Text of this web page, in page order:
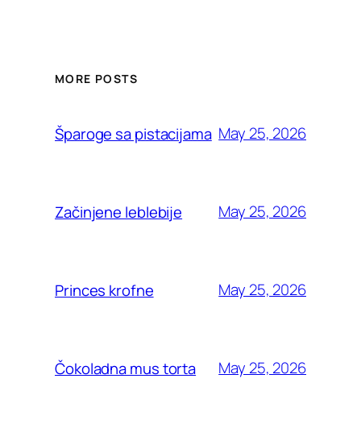
MORE POSTS
Šparoge sa pistacijama May 25, 2026
Začinjene leblebije May 25, 2026
Princes krofne May 25, 2026
Čokoladna mus torta May 25, 2026